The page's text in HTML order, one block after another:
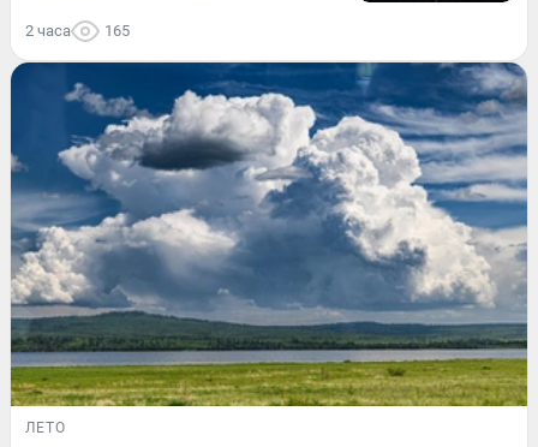
2 часа 165
ЛЕТО